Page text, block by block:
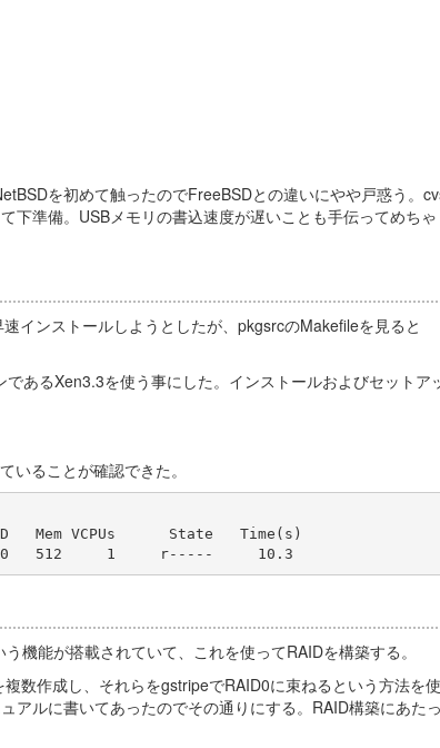
を初めて触ったのでFreeBSDとの違いにやや戸惑う。
下準備。USBメモリの書込速度が遅いことも手伝ってめちゃ
インストールしようとしたが、pkgsrcのMakefileを見ると
あるXen3.3を使う事にした。インストールおよびセットア
いることが確認できた。
VCPUs      State   Time(s)
う機能が搭載されていて、これを使ってRAIDを構築する。
数作成し、それらをgstripeでRAID0に束ねるという方法を
アルに書いてあったのでその通りにする。RAID構築にあた